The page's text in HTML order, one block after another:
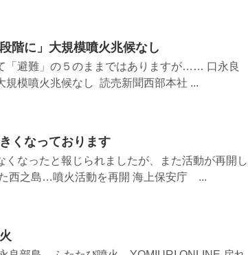
階に」大規模噴火兆候なし
「避難」の５のままではありますが…… 口永良
規模噴火兆候なし 読売新聞西部本社 ...
くなっております
くなったと報じられましたが、また活動が再開し
西之島…噴火活動を再開 海上保安庁 ...